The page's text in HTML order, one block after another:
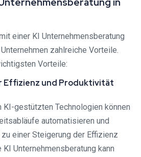
einer KI Unternehmensberatung
zahlreiche Vorteile.
Vorteile:
Effizienz und Produktivität
KI-gestützten Technologien können
automatisieren und
einer Steigerung der Effizienz
Unternehmensberatung kann